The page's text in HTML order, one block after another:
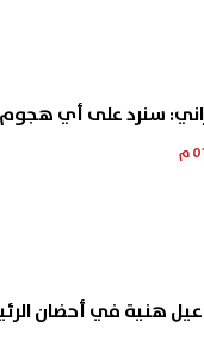
سنرد على أي هجوم
هنية في أحضان